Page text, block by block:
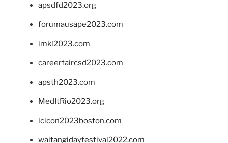
apsdfd2023.org
forumausape2023.com
imkl2023.com
careerfaircsd2023.com
apsth2023.com
MedItRio2023.org
lcicon2023boston.com
waitangidayfestival2022.com